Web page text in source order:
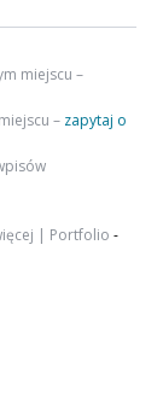
miejscu –
– zapytaj o
| Portfolio -